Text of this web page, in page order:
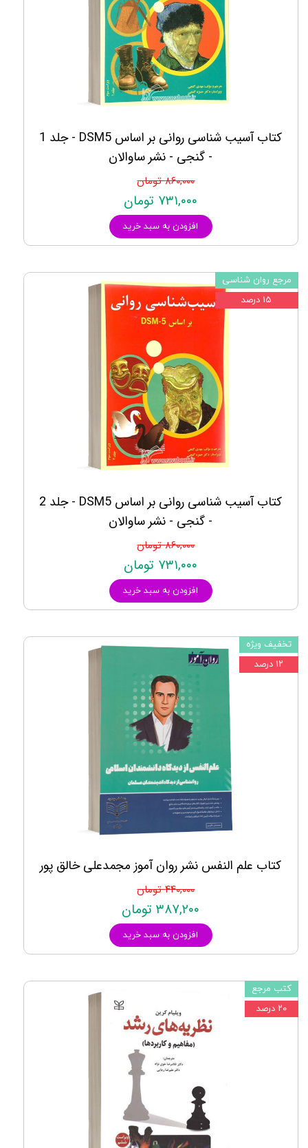
کتاب آسیب شناسی روانی بر اساس DSM5 - جلد 1
- گنجی - نشر ساوالان
۸۶۰,۰۰۰ تومان
۷۳۱,۰۰۰ تومان
افزودن به سبد خرید
کتاب آسیب شناسی روانی بر اساس DSM5 - جلد 2
- گنجی - نشر ساوالان
۸۶۰,۰۰۰ تومان
۷۳۱,۰۰۰ تومان
افزودن به سبد خرید
مرجع روان شناسی
۱۵ درصد
کتاب علم النفس نشر روان آموز مجمدعلی خالق پور
۴۴۰,۰۰۰ تومان
۳۸۷,۲۰۰ تومان
افزودن به سبد خرید
تخفیف ویژه
۱۲ درصد
کتب مرجع
۲۰ درصد